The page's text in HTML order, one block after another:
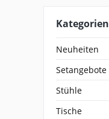
Kategorien
Neuheiten
Setangebote
Stühle
Tische